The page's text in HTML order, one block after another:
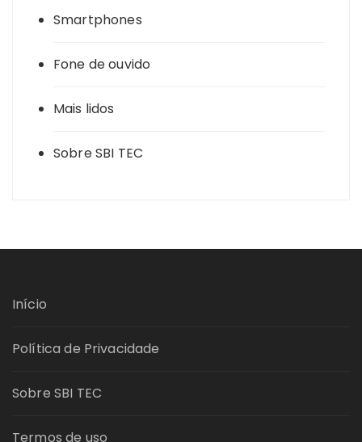
Smartphones
Fone de ouvido
Mais lidos
Sobre SBI TEC
Início
Política de Privacidade
Sobre SBI TEC
Termos de uso